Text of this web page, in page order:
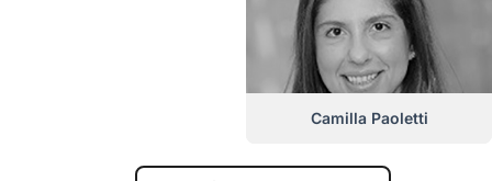
Camilla Paoletti